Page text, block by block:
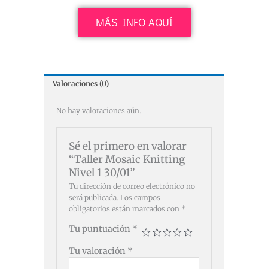
MÁS INFO AQUÍ
Valoraciones (0)
No hay valoraciones aún.
Sé el primero en valorar
“Taller Mosaic Knitting
Nivel 1 30/01”
Tu dirección de correo electrónico no
será publicada. Los campos
obligatorios están marcados con *
Tu puntuación *
Tu valoración *